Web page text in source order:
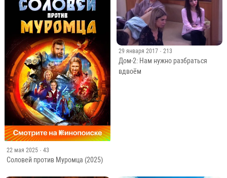
22 мая 2025 · 43
Соловей против Муромца (2025)
29 января 2017 · 213
Дом-2: Нам нужно разбраться
вдвоём